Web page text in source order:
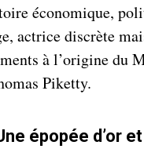
économique,
actrice discrète
à l’origine du
Piketty.
épopée d’or